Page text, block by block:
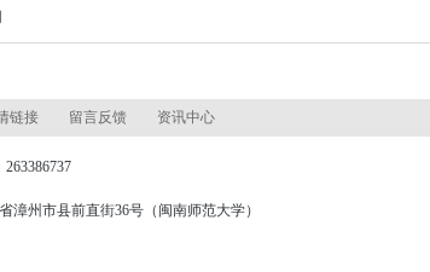
链接 留言反馈 资讯中心
漳州市县前直街36号（闽南师范大学）